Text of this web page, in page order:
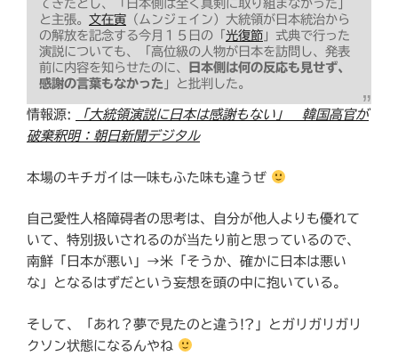
てきたとし、「日本側は全く真剣に取り組まなかった」
と主張。文在寅 （ムンジェイン）大統領が日本統治から
の解放を記念する今月１５日の「光復節 」式典で行った
演説についても、「高位級の人物が日本を訪問し、発表
前に内容を知らせたのに、
日本側は何の反応も見せず、
感謝の言葉もなかった 」と批判した。
情報源:
「大統領演説に日本は感謝もない」 韓国高官が
破棄釈明：朝日新聞デジタル
本場のキチガイは一味もふた味も違うぜ
自己愛性人格障碍者の思考は、自分が他人よりも優れて
いて、特別扱いされるのが当たり前と思っているので、
南鮮「日本が悪い」→米「そうか、確かに日本は悪い
な」となるはずだという妄想を頭の中に抱いている。
そして、「あれ？夢で見たのと違う!?」とガリガリガリ
クソン状態になるんやね